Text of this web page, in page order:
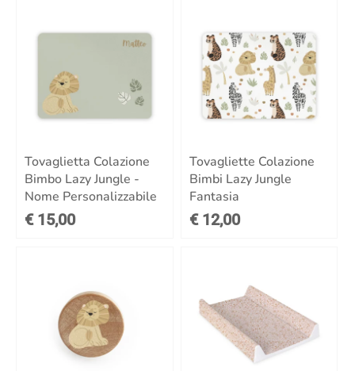
Tovaglietta Colazione
Bimbo Lazy Jungle -
Nome Personalizzabile
€ 15,00
Tovagliette Colazione
Bimbi Lazy Jungle
Fantasia
€ 12,00